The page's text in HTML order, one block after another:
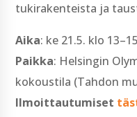
tukirakenteista ja
Aika: ke 21.5. klo 13–15
Paikka: Helsingin
kokoustila (Tahdon
Ilmoittautumiset